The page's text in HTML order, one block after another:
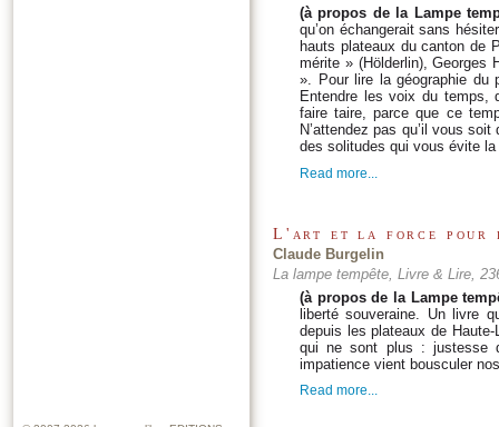
(à propos de la Lampe
qu’on échangerait sans
hauts plateaux du canton de
mérite » (Hölderlin), Georges
». Pour lire la géographie du
Entendre les voix du temps,
faire taire, parce que ce
N’attendez pas qu’il vous
des solitudes qui vous évite
Read more...
L'art et la force pour
Claude Burgelin
La lampe tempête, Livre & Lire,
(à propos de la Lampe
liberté souveraine. Un livre
depuis les plateaux de
qui ne sont plus : justesse
impatience vient bousculer
Read more...